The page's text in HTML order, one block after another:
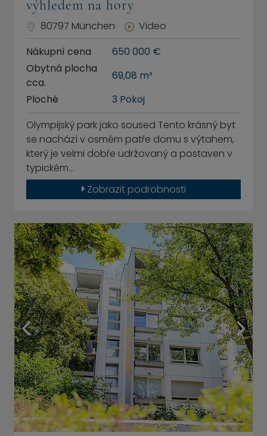
výhledem na hory
80797 München
Video
Nákupní cena
650 000 €
Obytná plocha
cca.
69,08 m²
Ploché
3 Pokoj
Olympijský park jako soused Tento krásný byt
se nachází v osmém patře domu s výtahem,
který je velmi dobře udržovaný a postaven v
typickém…
Zobrazit podrobnosti